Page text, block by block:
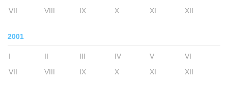
VII
VIII IX X XI XII
2001
I II III IV V
VI
VII
VIII IX X XI XII